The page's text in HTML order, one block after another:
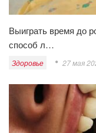
Выиграть время до
способ л…
Здоровье 27 мая